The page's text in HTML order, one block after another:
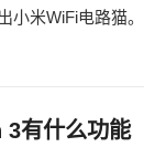
米WiFi电路猫
有什么功能